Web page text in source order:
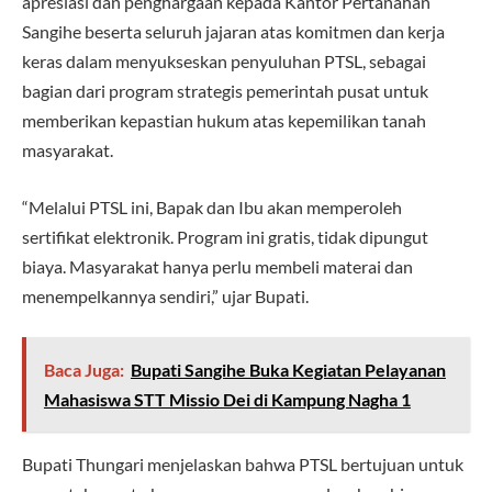
Sangihe beserta seluruh jajaran atas komitmen dan kerja
keras dalam menyukseskan penyuluhan PTSL, sebagai
bagian dari program strategis pemerintah pusat untuk
memberikan kepastian hukum atas kepemilikan tanah
masyarakat.
“Melalui PTSL ini, Bapak dan Ibu akan memperoleh
sertifikat elektronik. Program ini gratis, tidak dipungut
biaya. Masyarakat hanya perlu membeli materai dan
menempelkannya sendiri,” ujar Bupati.
Baca Juga: Bupati Sangihe Buka Kegiatan Pelayanan
Mahasiswa STT Missio Dei di Kampung Nagha 1
Bupati Thungari menjelaskan bahwa PTSL bertujuan untuk